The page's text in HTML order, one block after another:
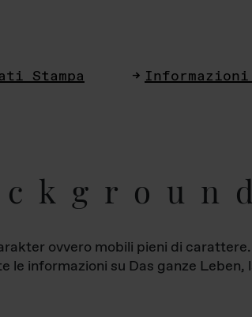
Stampa
ovvero mobili pieni di
le informazioni su Das ganze